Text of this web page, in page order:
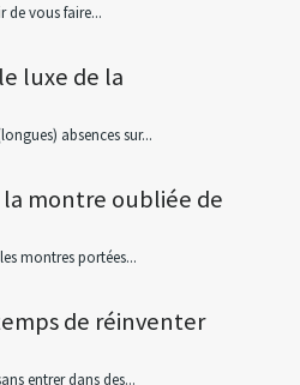
de vous faire...
luxe de la
absences sur...
la montre oubliée de
montres portées...
de réinventer
entrer dans des...